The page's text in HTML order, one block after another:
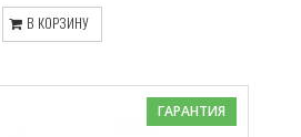
В КОРЗИНУ
ГАРАНТИЯ